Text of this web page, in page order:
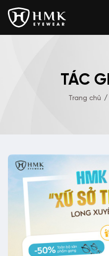
TÁC
Trang chủ /